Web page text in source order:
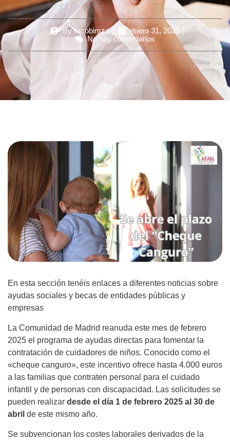
Byracobimza
enero 31, 2025
No hay comentarios
En esta sección tenéis enlaces a diferentes noticias sobre
ayudas sociales y becas de entidades públicas y
empresas
La Comunidad de Madrid reanuda este mes de febrero
2025 el programa de ayudas directas para fomentar la
contratación de cuidadores de niños. Conocido como el
«cheque canguro», este incentivo ofrece hasta 4.000 euros
a las familias que contraten personal para el cuidado
infantil y de personas con discapacidad. Las solicitudes se
pueden realizar desde el día 1 de febrero 2025 al 30 de
abril de este mismo año.
Se subvencionan los costes laborales derivados de la